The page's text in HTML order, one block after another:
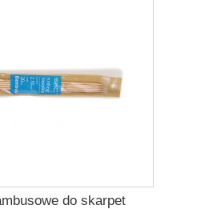
do skarpet